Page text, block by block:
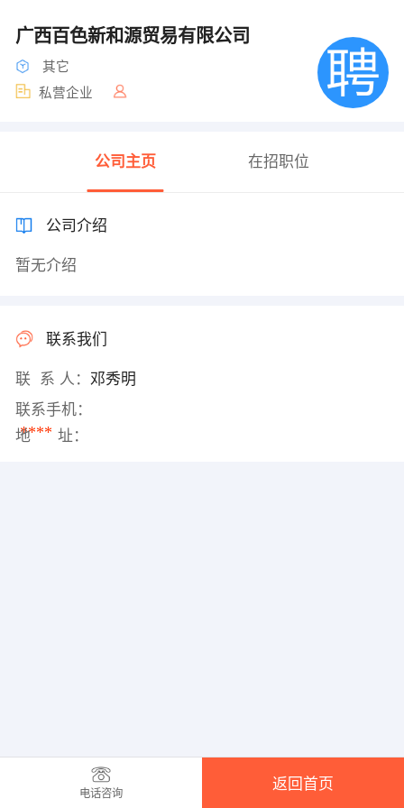
广西百色新和源贸易有限公司
其它
私营企业
公司主页 在招职位
公司介绍
暂无介绍
联系我们
联 系 人： 邓秀明
联系手机：
****
地 址：
电话咨询
返回首页